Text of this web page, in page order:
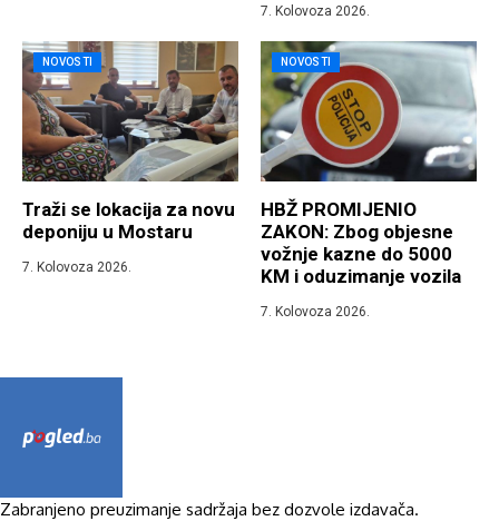
7. Kolovoza 2026.
NOVOSTI
Traži se lokacija za novu
deponiju u Mostaru
7. Kolovoza 2026.
NOVOSTI
HBŽ PROMIJENIO
ZAKON: Zbog objesne
vožnje kazne do 5000
KM i oduzimanje vozila
7. Kolovoza 2026.
Zabranjeno preuzimanje sadržaja bez dozvole izdavača.